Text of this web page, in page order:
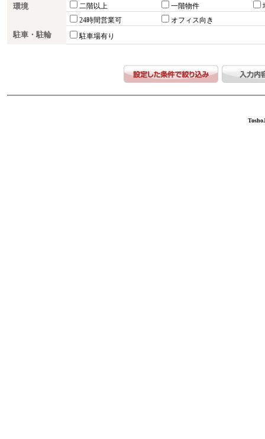
環境 二階以上 一階物件
24時間営業可
オフィス向き
駐車・駐輪 駐車場有り